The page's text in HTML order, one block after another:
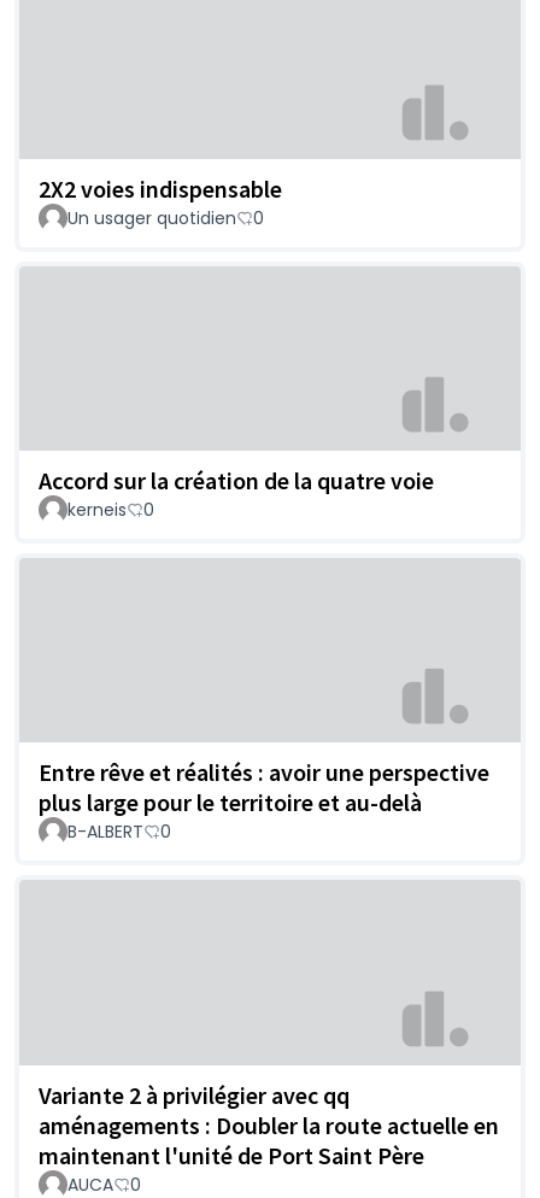
2X2 voies indispensable
Un usager quotidien 0
Accord sur la création de la quatre voie
kerneis 0
Entre rêve et réalités : avoir une perspective
plus large pour le territoire et au-delà
B-ALBERT 0
Variante 2 à privilégier avec qq
aménagements : Doubler la route actuelle en
maintenant l'unité de Port Saint Père
AUCA 0